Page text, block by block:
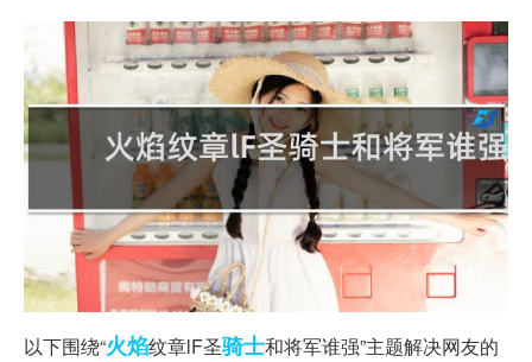
以下围绕“火焰纹章lF圣骑士和将军谁强”主题解决网友的